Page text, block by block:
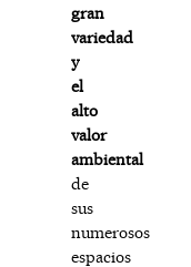
gran
variedad
y
el
alto
valor
ambiental
de
sus
numerosos
espacios